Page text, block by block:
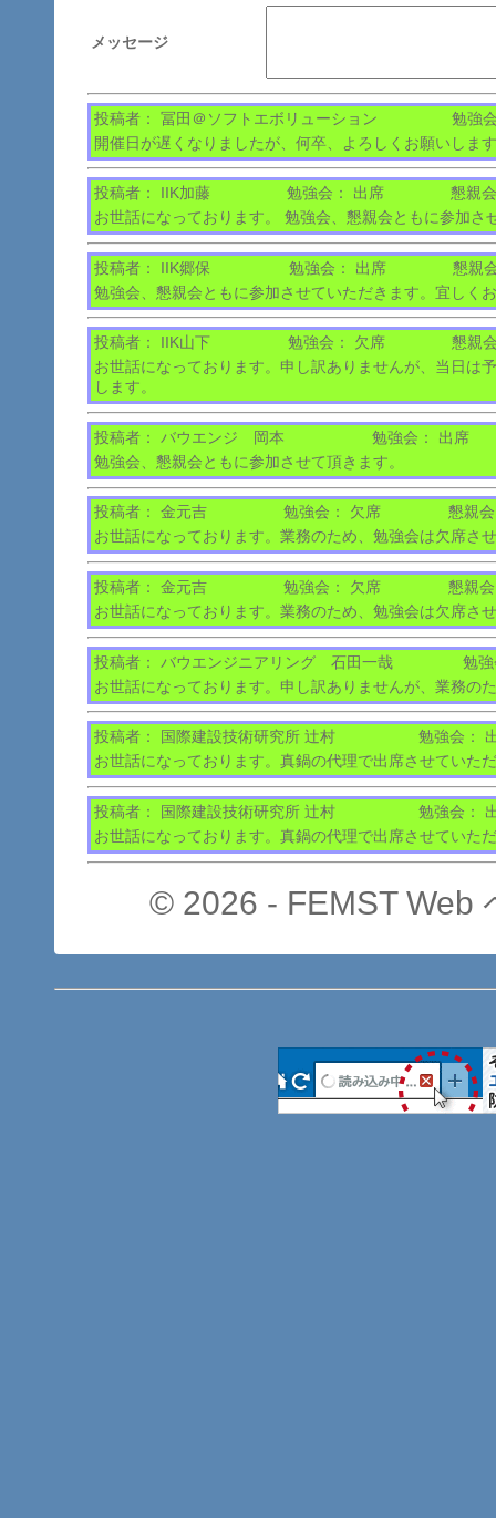
メッセージ
投稿者： 冨田＠ソフトエボリューション
勉強
開催日が遅くなりましたが、何卒、よろしくお願いします
投稿者： IIK加藤 勉強会： 出席
懇親
お世話になっております。 勉強会、懇親会ともに参加さ
投稿者： IIK郷保 勉強会： 出席
懇親
勉強会、懇親会ともに参加させていただきます。宜しく
投稿者： IIK山下 勉強会： 欠席
懇親
お世話になっております。申し訳ありませんが、当日は
します。
投稿者： バウエンジ 岡本
勉強会： 出席
勉強会、懇親会ともに参加させて頂きます。
投稿者： 金元吉 勉強会： 欠席
懇親
お世話になっております。業務のため、勉強会は欠席さ
投稿者： 金元吉 勉強会： 欠席
懇親
お世話になっております。業務のため、勉強会は欠席さ
投稿者： バウエンジニアリング 石田一哉
勉
お世話になっております。申し訳ありませんが、業務の
投稿者： 国際建設技術研究所 辻村
勉強会：
お世話になっております。真鍋の代理で出席させていた
投稿者： 国際建設技術研究所 辻村
勉強会：
お世話になっております。真鍋の代理で出席させていた
© 2026 - FEMST Web